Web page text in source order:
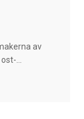
av
...